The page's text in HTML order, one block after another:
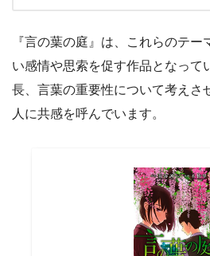
『言の葉の庭』は、これらのテ
い感情や思索を促す作品となって
長、言葉の重要性について考えさ
人に共感を呼んでいます。